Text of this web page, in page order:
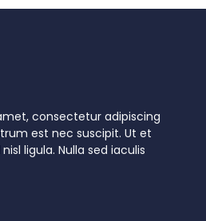
consectetur adipiscing
est nec suscipit. Ut et
ligula. Nulla sed iaculis